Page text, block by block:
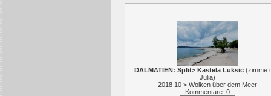
DALMATIEN: Split> Kastela Luksic (zimme
Julia)
2018 10 > Wolken über dem Meer
Kommentare: 0